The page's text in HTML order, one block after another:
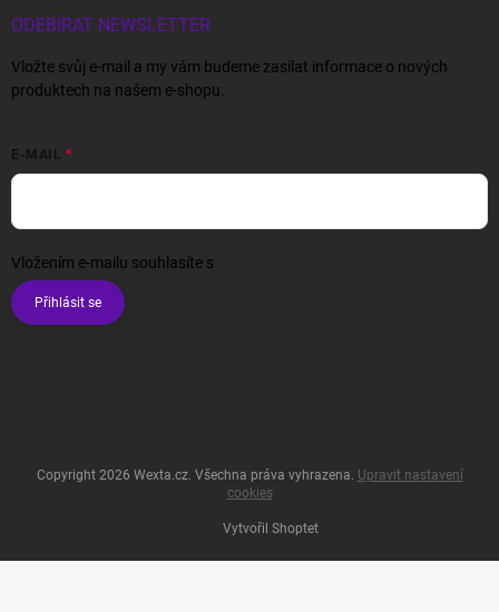
ODEBÍRAT NEWSLETTER
Vložte svůj e-mail a my vám budeme zasílat informace o nových
produktech na našem e-shopu.
E-MAIL
Vložením e-mailu souhlasíte s
Přihlásit se
Vytvořil Shoptet
Copyright 2026 Wexta.cz. Všechna práva vyhrazena. Upravit nastavení
cookies